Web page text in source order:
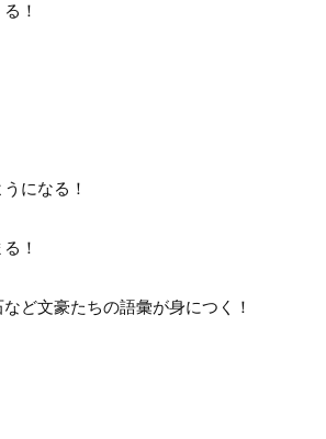
！
になる！
！
ど文豪たちの語彙が身につく！